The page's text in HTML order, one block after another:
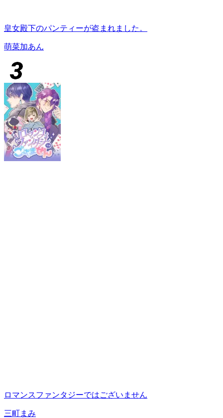
皇女殿下のパンティーが盗まれました。
萌菜加あん
ロマンスファンタジーではございません
三町まみ